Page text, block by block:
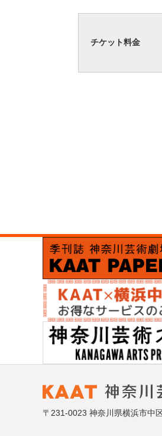
チケット料金
〒231-0023 神奈川県横浜市中